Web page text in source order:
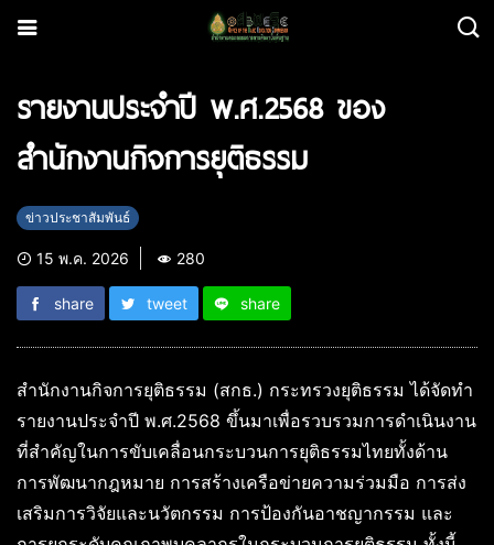
รายงานประจำปี พ.ศ.2568 ของ
สำนักงานกิจการยุติธรรม
ข่าวประชาสัมพันธ์
15 พ.ค. 2026 280
share tweet share
สำนักงานกิจการยุติธรรม (สกธ.) กระทรวงยุติธรรม ได้จัดทำ
รายงานประจำปี พ.ศ.2568 ขึ้นมาเพื่อรวบรวมการดำเนินงาน
ที่สำคัญในการขับเคลื่อนกระบวนการยุติธรรมไทยทั้งด้าน
การพัฒนากฎหมาย การสร้างเครือข่ายความร่วมมือ การส่ง
เสริมการวิจัยและนวัตกรรม การป้องกันอาชญากรรม และ